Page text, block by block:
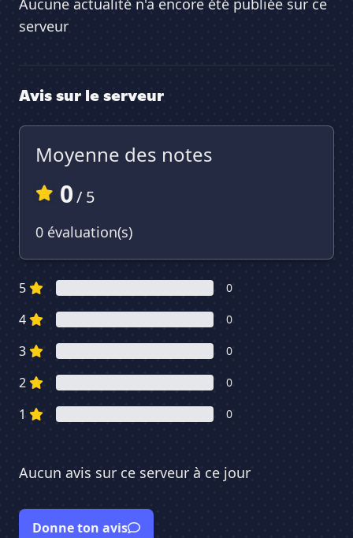
Aucune actualité n'a encore été publiée sur ce
serveur
Avis sur le serveur
Moyenne des notes
0/ 5
0 évaluation(s)
5 0
4 0
3 0
2 0
1 0
Aucun avis sur ce serveur à ce jour
Donne ton avis